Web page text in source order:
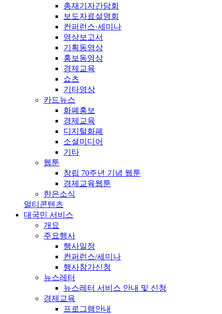
총재기자간담회
보도자료설명회
컨퍼런스·세미나
영상보고서
기획동영상
홍보동영상
경제교육
쇼츠
기타영상
카드뉴스
화폐홍보
경제교육
디지털화폐
소셜미디어
기타
웹툰
창립 70주년 기념 웹툰
경제교육웹툰
한은소식
멀티콘텐츠
대국민 서비스
개요
주요행사
행사일정
컨퍼런스/세미나
행사참가신청
뉴스레터
뉴스레터 서비스 안내 및 신청
경제교육
프로그램안내